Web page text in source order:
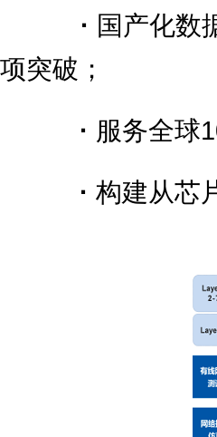
· 国产化数
项突破；
· 服务全球
· 构建从芯